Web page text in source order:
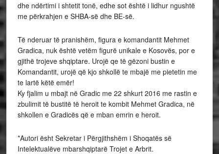
dhe ndërtimi i shtetit tonë, edhe sot është i lidhur ngushtë
me përkrahjen e SHBA-së dhe BE-së.
Të nderuar të pranishëm, figura e komandantit Mehmet
Gradica, nuk është vetëm figurë unikale e Kosovës, por e
gjithë trojeve shqiptare. Urojë qe të gëzoni bustin e
Komandantit, urojë që kjo shkollë te mbajë me pietetin me
te lartë këtë emër!
Ky fjalim u mbajt në Gradic me 22 shkurt 2016 me rastin e
zbulimit të bustitë të heroit te kombit Mehmet Gradica, në
shkollen e Gradicës që e mban emrin e heroit.
*Autori ësht Sekretar i Përgjithshëm i Shoqatës së
Intelektualëve mbarshqiptarë Trojet e Arbrit.